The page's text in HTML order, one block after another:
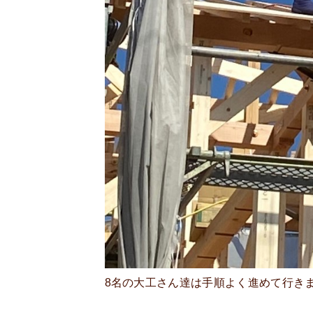
8名の大工さん達は手順よく進めて行き